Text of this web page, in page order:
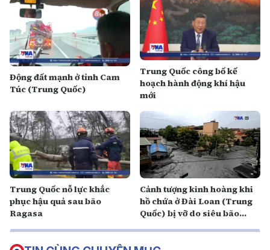
Động đất mạnh ở tỉnh Cam
Túc (Trung Quốc)
Trung Quốc công bố kế
hoạch hành động khí hậu
mới
Trung Quốc nỗ lực khắc
phục hậu quả sau bão
Ragasa
Cảnh tượng kinh hoàng khi
hồ chứa ở Đài Loan (Trung
Quốc) bị vỡ do siêu bão